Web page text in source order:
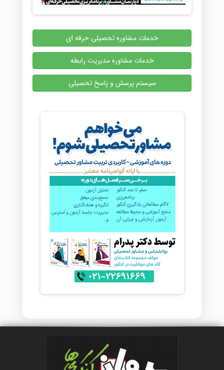
خدمات مشاوره تحصیلی حرفه ای
خدمات مشاوره مدیریت رابطه
سیستم پرسش و پاسخ تحصیلی